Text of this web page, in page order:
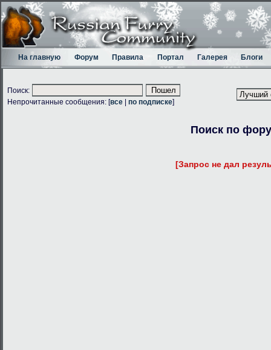
На главную Форум Правила Портал Галерея Блоги
Поиск:
Непрочитанные сообщения: [все по подписке]
Поиск по
[Запрос не дал